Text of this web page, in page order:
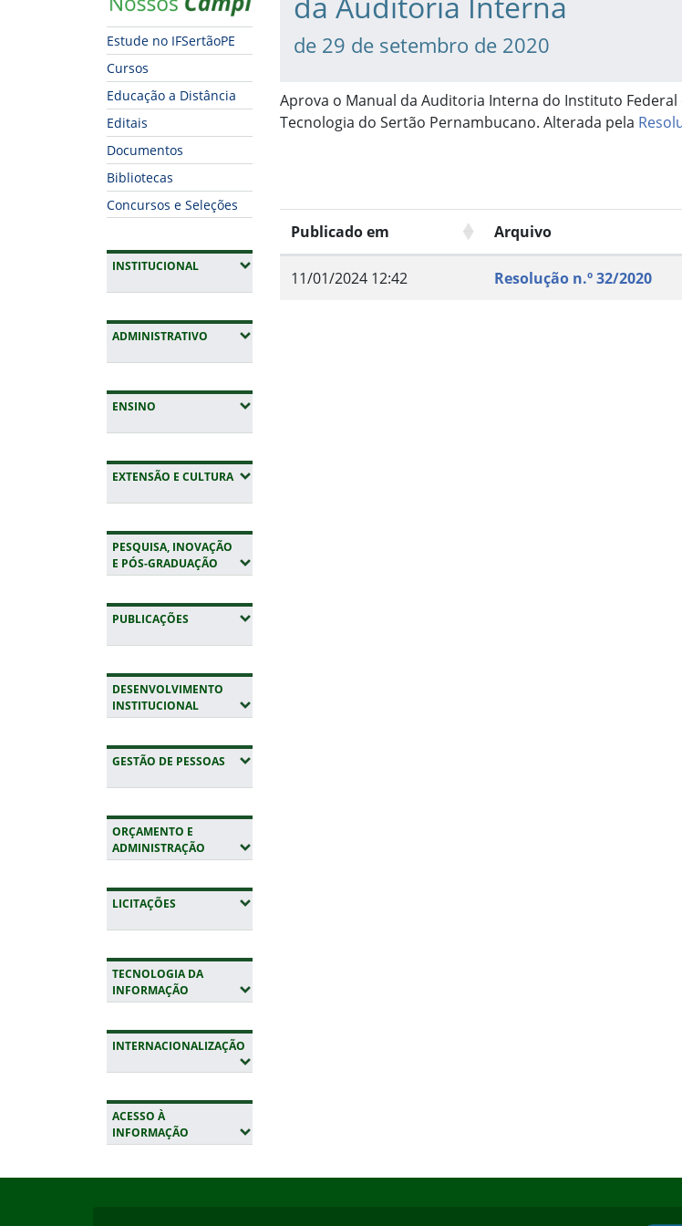
Estude no IFSertãoPE
Cursos
Educação a Distância
Editais
Documentos
Bibliotecas
Concursos e Seleções
INSTITUCIONAL(EXPANDIR SUBMENUS)
ADMINISTRATIVO (EXPANDIR SUBMENUS)
ENSINO (EXPANDIR SUBMENUS)
EXTENSÃO E CULTURA(EXPANDIR SUBMENUS)
PESQUISA, INOVAÇÃO
E PÓS-GRADUAÇÃO (EXPANDIR SUBMENUS)
PUBLICAÇÕES (EXPANDIR SUBMENUS)
DESENVOLVIMENTO
INSTITUCIONAL(EXPANDIR SUBMENUS)
GESTÃO DE PESSOAS (EXPANDIR SUBMENUS)
ORÇAMENTO E
ADMINISTRAÇÃO (EXPANDIR SUBMENUS)
LICITAÇÕES (EXPANDIR SUBMENUS)
TECNOLOGIA DA
INFORMAÇÃO (EXPANDIR SUBMENUS)
INTERNACIONALIZAÇÃO
ACESSO À
INFORMAÇÃO (EXPANDIR SUBMENUS)
de 29 de setembro de 2020
Aprova o Manual da Auditoria Interna do Instituto Federal
Tecnologia do Sertão Pernambucano. Alterada pela
Publicado em Arquivo
11/01/2024 12:42 Resolução n.º 32/2020